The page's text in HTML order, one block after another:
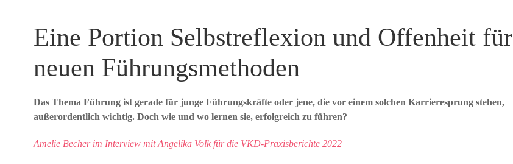
Eine Portion Selbstreflexion und Offenheit für
neuen Führungsmethoden
Das Thema Führung ist gerade für junge Führungskräfte oder jene, die vor einem solchen Karrieresprung stehen,
außerordentlich wichtig. Doch wie und wo lernen sie, erfolgreich zu führen?
Amelie Becher im Interview mit Angelika Volk für die VKD-Praxisberichte 2022